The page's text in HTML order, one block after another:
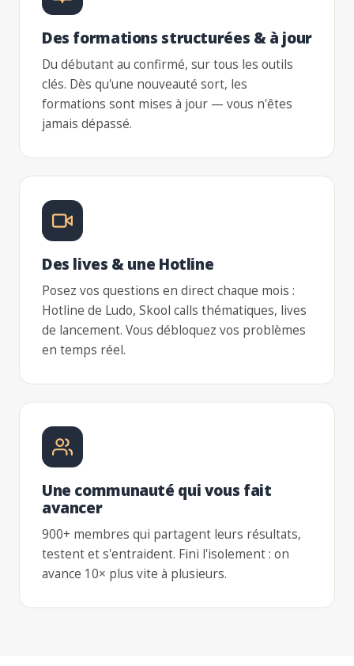
Des formations structurées & à jour
Du débutant au confirmé, sur tous les outils
clés. Dès qu'une nouveauté sort, les
formations sont mises à jour — vous n'êtes
jamais dépassé.
Des lives & une Hotline
Posez vos questions en direct chaque mois :
Hotline de Ludo, Skool calls thématiques, lives
de lancement. Vous débloquez vos problèmes
en temps réel.
Une communauté qui vous fait
avancer
900+ membres qui partagent leurs résultats,
testent et s'entraident. Fini l'isolement : on
avance 10× plus vite à plusieurs.